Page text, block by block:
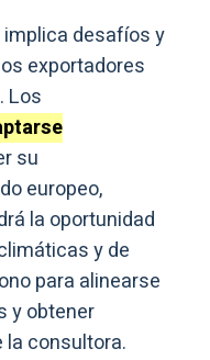
desafíos y
exportadores
Los
su
europeo,
la oportunidad
y de
para alinearse
y obtener
la consultora.